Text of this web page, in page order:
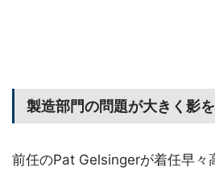
製造部門の問題が大きく影
前任のPat Gelsingerが着任早々